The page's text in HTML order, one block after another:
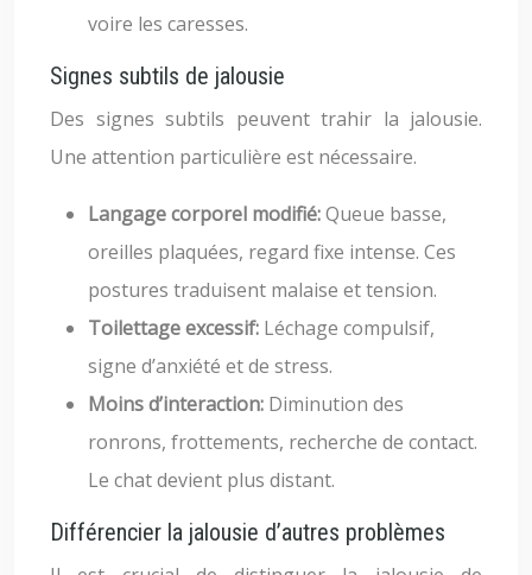
voire les caresses.
Signes subtils de jalousie
Des signes subtils peuvent trahir la jalousie.
Une attention particulière est nécessaire.
Langage corporel modifié:Queue basse,
oreilles plaquées, regard fixe intense. Ces
postures traduisent malaise et tension.
Toilettage excessif: Léchage compulsif,
signe d’anxiété et de stress.
Moins d’interaction: Diminution des
ronrons, frottements, recherche de contact.
Le chat devient plus distant.
Différencier la jalousie d’autres problèmes